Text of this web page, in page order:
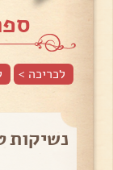
לכריכה >
נשיקות